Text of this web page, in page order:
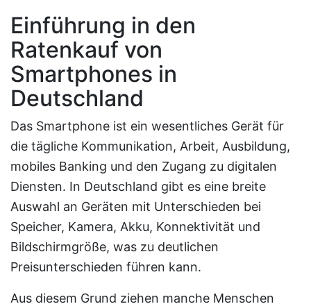
Einführung in den
Ratenkauf von
Smartphones in
Deutschland
Das Smartphone ist ein wesentliches Gerät für
die tägliche Kommunikation, Arbeit, Ausbildung,
mobiles Banking und den Zugang zu digitalen
Diensten. In Deutschland gibt es eine breite
Auswahl an Geräten mit Unterschieden bei
Speicher, Kamera, Akku, Konnektivität und
Bildschirmgröße, was zu deutlichen
Preisunterschieden führen kann.
Aus diesem Grund ziehen manche Menschen